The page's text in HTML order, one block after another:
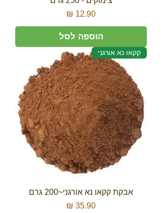
מחיר
הוספה לסל
קקאו נא אורגני
אבקת קקאו נא אורגני~200 גרם
מחיר